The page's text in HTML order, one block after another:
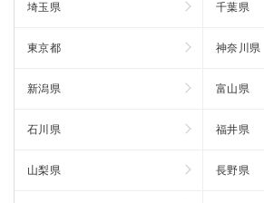
埼玉県 千葉県
東京都 神奈川県
新潟県 富山県
石川県 福井県
山梨県 長野県